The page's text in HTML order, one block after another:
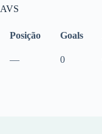
AVS
Posição Goals
— 0